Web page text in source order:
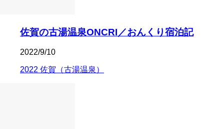
佐賀の古湯温泉ONCRI／おんくり宿泊記
2022/9/10
2022 佐賀（古湯温泉）